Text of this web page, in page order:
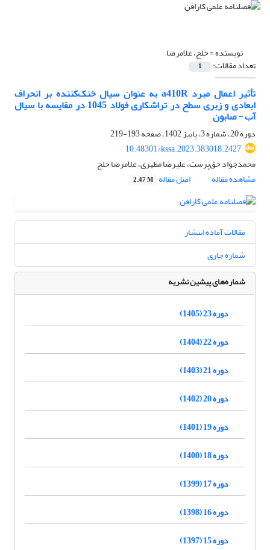
نویسنده =خلج، غلامرضا
تعداد مقالات: 1
تأثیر اعمال مبرد a410R به عنوان سیال خنک‌کننده بر انحراف
ابعادی و زبری سطح در تراشکاری فولاد 1045 در مقایسه با سیال
آب - صابون
دوره 20، شماره 3، پاییز 1402، صفحه
193-219
10.48301/kssa.2023.383018.2427
محمدجواد حق‌پرست، علیرضا مطهری، غلامرضا خلج
مشاهده مقاله
اصل مقاله 2.47 M
مقالات آماده انتشار
شماره جاری
شماره‌های پیشین نشریه
دوره 23 (1405)
دوره 22 (1404)
دوره 21 (1403)
دوره 20 (1402)
دوره 19 (1401)
دوره 18 (1400)
دوره 17 (1399)
دوره 16 (1398)
دوره 15 (1397)